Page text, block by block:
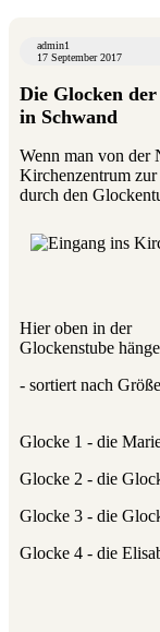
admin1
17 September 2017
Die Glocken
in Schwand
Wenn man von der
Kirchenzentrum
durch den
Hier oben in der
Glockenstube
- sortiert nach
Glocke 1 - die
Glocke 2 - die
Glocke 3 - die
Glocke 4 - die